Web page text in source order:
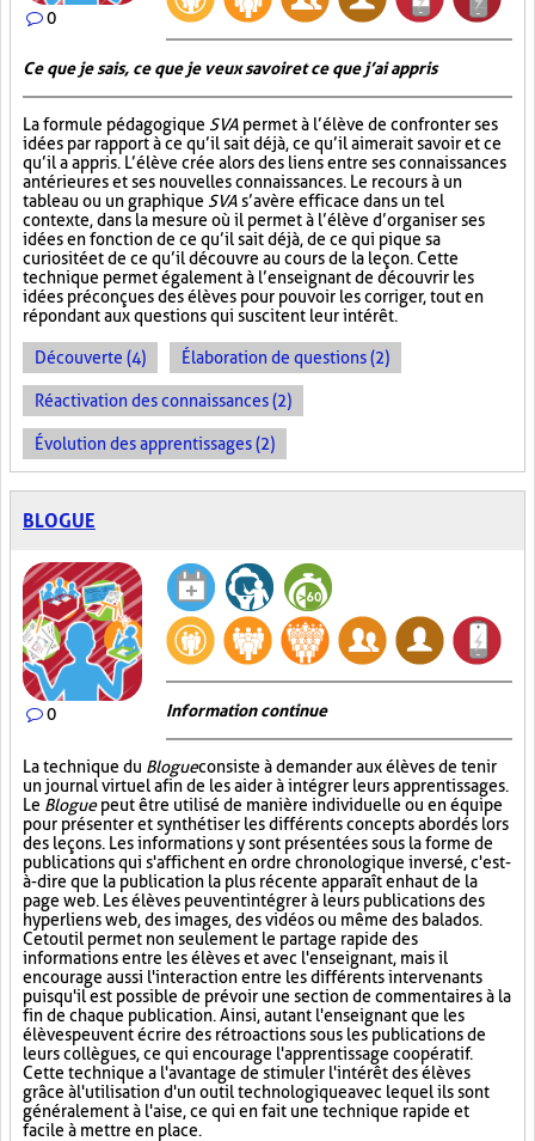
0
Ce que je sais, ce que je veux savoir et ce que j’ai appris
La formule pédagogique SVA permet à l’élève de confronter ses
idées par rapport à ce qu’il sait déjà, ce qu’il aimerait savoir et ce
qu’il a appris. L’élève crée alors des liens entre ses connaissances
antérieures et ses nouvelles connaissances. Le recours à un
tableau ou un graphique SVA s’avère efficace dans un tel
contexte, dans la mesure où il permet à l’élève d’organiser ses
idées en fonction de ce qu’il sait déjà, de ce qui pique sa
curiosité et de ce qu’il découvre au cours de la leçon. Cette
technique permet également à l’enseignant de découvrir les
idées préconçues des élèves pour pouvoir les corriger, tout en
répondant aux questions qui suscitent leur intérêt.
Découverte (4) Élaboration de questions (2)
Réactivation des connaissances (2)
Évolution des apprentissages (2)
BLOGUE
0 Information continue
La technique du Blogueconsiste à demander aux élèves de tenir
un journal virtuel afin de les aider à intégrer leurs apprentissages.
Le Bloguepeut être utilisé de manière individuelle ou en équipe
pour présenter et synthétiser les différents concepts abordés lors
des leçons. Les informations y sont présentées sous la forme de
publications qui s'affichent en ordre chronologique inversé, c'est-
à-dire que la publication la plus récente apparaît en haut de la
page web. Les élèves peuvent intégrer à leurs publications des
hyperliens web, des images, des vidéos ou même des balados.
Cet outil permet non seulement le partage rapide des
informations entre les élèves et avec l'enseignant, mais il
encourage aussi l'interaction entre les différents intervenants
puisqu'il est possible de prévoir une section de commentaires à la
fin de chaque publication. Ainsi, autant l'enseignant que les
élèves peuvent écrire des rétroactions sous les publications de
leurs collègues, ce qui encourage l'apprentissage coopératif.
Cette technique a l'avantage de stimuler l'intérêt des élèves
grâce à l'utilisation d'un outil technologique avec lequel ils sont
généralement à l'aise, ce qui en fait une technique rapide et
facile à mettre en place.